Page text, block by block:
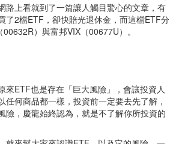
路上看就到了一篇讓人觸目驚心的文章，有
了2檔ETF，卻快賠光退休金，而這檔ETF分
）與富邦VIX（00677U）。
來ETF也是存在「巨大風險」，會讓投資人
任何商品都一樣，投資前一定要去先了解，
險，慶龍始終認為，就是不了解你所投資的